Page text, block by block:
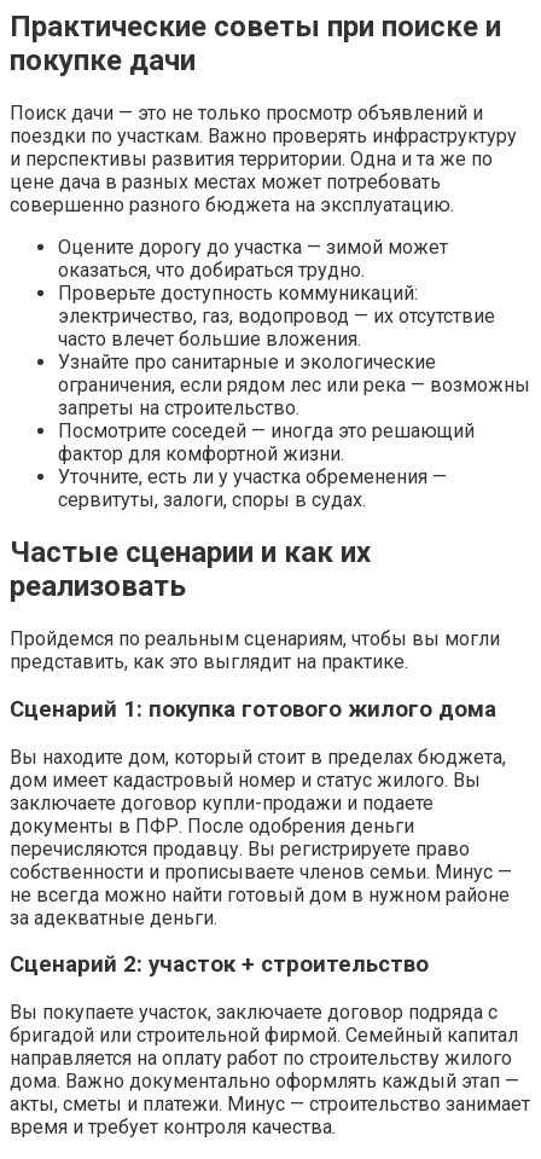
Практические советы при поиске и
покупке дачи
Поиск дачи — это не только просмотр объявлений и
поездки по участкам. Важно проверять инфраструктуру
и перспективы развития территории. Одна и та же по
цене дача в разных местах может потребовать
совершенно разного бюджета на эксплуатацию.
Оцените дорогу до участка — зимой может
оказаться, что добираться трудно.
Проверьте доступность коммуникаций:
электричество, газ, водопровод — их отсутствие
часто влечет большие вложения.
Узнайте про санитарные и экологические
ограничения, если рядом лес или река — возможны
запреты на строительство.
Посмотрите соседей — иногда это решающий
фактор для комфортной жизни.
Уточните, есть ли у участка обременения —
сервитуты, залоги, споры в судах.
Частые сценарии и как их
реализовать
Пройдемся по реальным сценариям, чтобы вы могли
представить, как это выглядит на практике.
Сценарий 1: покупка готового жилого дома
Вы находите дом, который стоит в пределах бюджета,
дом имеет кадастровый номер и статус жилого. Вы
заключаете договор купли-продажи и подаете
документы в ПФР. После одобрения деньги
перечисляются продавцу. Вы регистрируете право
собственности и прописываете членов семьи. Минус —
не всегда можно найти готовый дом в нужном районе
за адекватные деньги.
Сценарий 2: участок + строительство
Вы покупаете участок, заключаете договор подряда с
бригадой или строительной фирмой. Семейный капитал
направляется на оплату работ по строительству жилого
дома. Важно документально оформлять каждый этап —
акты, сметы и платежи. Минус — строительство занимает
время и требует контроля качества.